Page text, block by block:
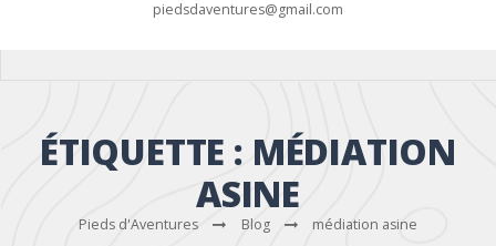
piedsdaventures@gmail.com
ÉTIQUETTE : MÉDIATION
ASINE
Pieds d'Aventures Blog médiation asine